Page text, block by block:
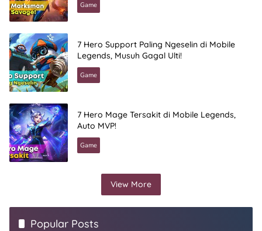
Game
7 Hero Support Paling Ngeselin di Mobile
Legends, Musuh Gagal Ulti!
Game
7 Hero Mage Tersakit di Mobile Legends,
Auto MVP!
Game
View More
Popular Posts